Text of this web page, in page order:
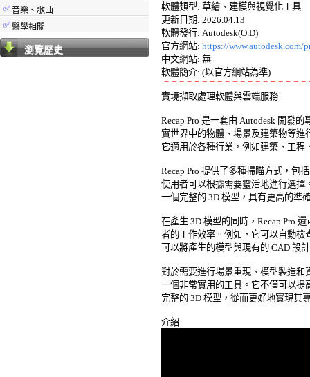
✅音樂、歌曲
✅醫學相關
瀏覽歷史
軟體類型: 草繪、建模與視覺化工具
更新日期: 2026.04.13
軟體發行: Autodesk(O.D)
官方網站: https://www.autodesk.com/
中文網站: 無
-=-=-=-=-=-=-=-=-=-=-=-=-=-=-=-=-=-=-
實境擷取處理軟體與雲端服務
Recap Pro 是一套由 Autodesk 開發
實世界中的物體、場景及建築物等
它適用於各種行業，例如建築、工
Recap Pro 提供了多種掃瞄方式，包
使用者可以根據需要靈活地進行選擇
一個完整的 3D 模型，具有更高的準
在產生 3D 模型的同時，Recap Pro
者的工作效率。例如，它可以自動
可以將產生的模型與現有的 CAD 設
對於需要進行場景重現、模型製造和
一個非常實用的工具。它不僅可以
完整的 3D 模型，從而更好地實現其